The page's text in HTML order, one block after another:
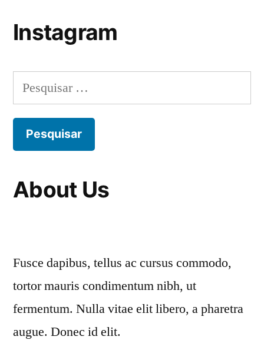
Instagram
Pesquisar
por:
About Us
Fusce dapibus, tellus ac cursus commodo,
tortor mauris condimentum nibh, ut
fermentum. Nulla vitae elit libero, a pharetra
augue. Donec id elit.